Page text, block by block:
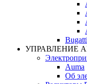
Bugatti
УПРАВЛЕНИЕ
Auma
Об